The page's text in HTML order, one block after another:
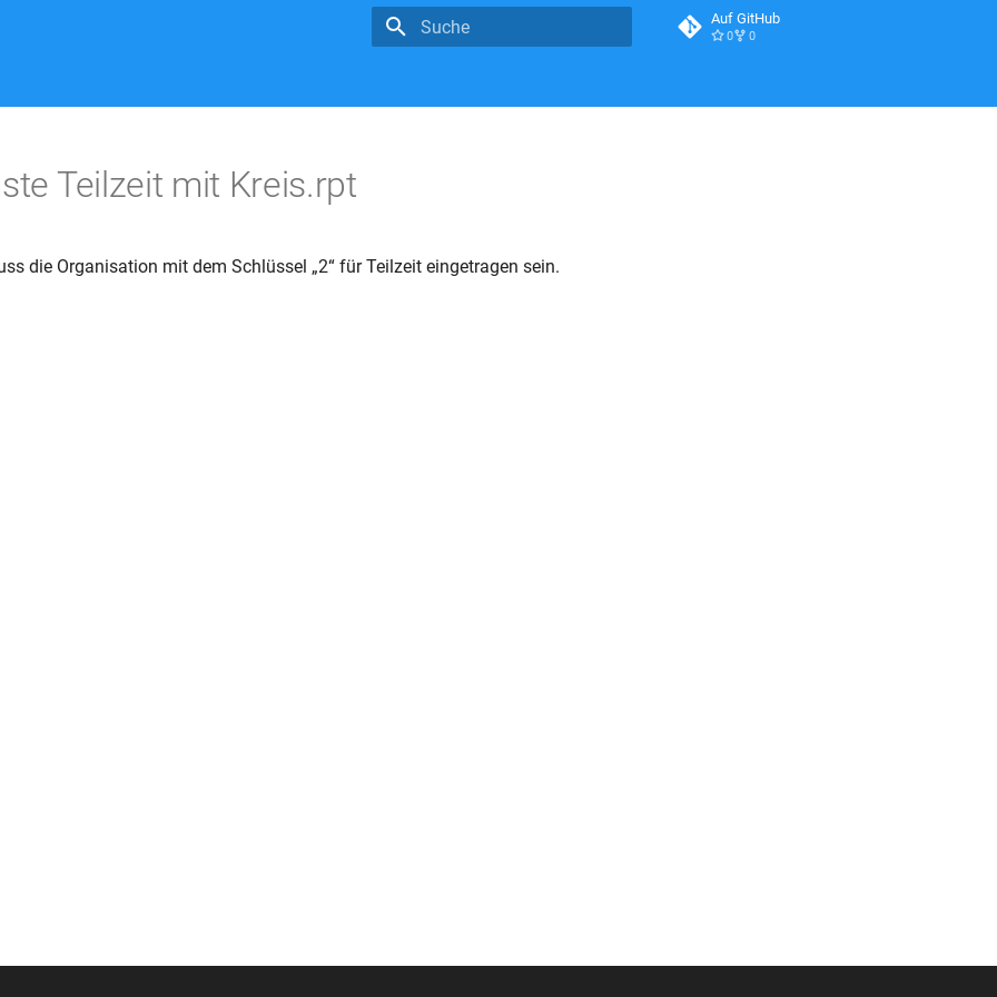
Auf GitHub
0 0
Teilzeit mit Kreis.rpt
die Organisation mit dem Schlüssel „2“ für Teilzeit eingetragen sein.